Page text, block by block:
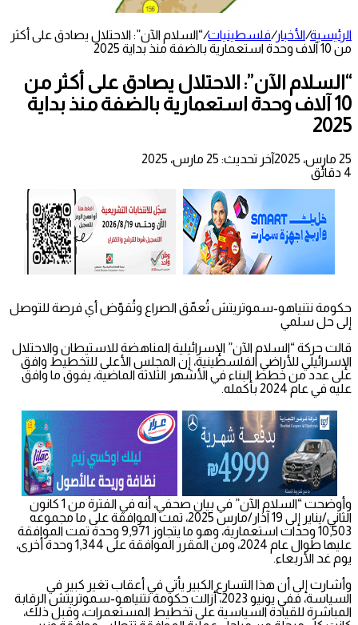
الرئيسية/الأخبار/فلسطينيات/“السلام الآن”: الاحتلال يصادق على أكثر
من 10 آلاف وحدة استعمارية بالضفة منذ بداية 2025
“السلام الآن”: الاحتلال يصادق على أكثر من
10 آلاف وحدة استعمارية بالضفة منذ بداية
2025
25 مارس، 2025
آخر تحديث: 25 مارس، 2025
4 دقائق
حكومة نتنياهو-سموتريتش تُعمّق الصراع وتُقوّض أي فرصة للتوصل
إلى حل سلمي
قالت حركة “السلام الآن” الإسرائيلية المناهضة للاستيطان والاحتلال
الإسرائيلي للأراضي الفلسطينية، إن المجلس الأعلى للتخطيط وافق
على عدد من خطط البناء في الأشهر الثلاثة الماضية، يفوق ما وافق
عليه في عام 2024 بأكمله.
وأوضحت “السلام الآن” في بيان صحفي، أنه في الفترة من 1 كانون
الثاني/يناير إلى 19 آذار/مارس 2025، تمت الموافقة على ما مجموعه
10,503 وحدات استعمارية، وهو ما يتجاوز 9,971 وحدة تمت الموافقة
عليها طوال عام 2024، ومن المقرر الموافقة على 1,344 وحدة أخرى،
يوم غد الأربعاء.
وأشارت إلى أن هذا التسارع الكبير يأتي في أعقاب تغير كبير في
السياسة، ففي يونيو 2023، أزالت حكومة نتنياهو-سموتريتش الرقابة
المباشرة للقيادة السياسية على تخطيط المستعمرات، وقبل ذلك،